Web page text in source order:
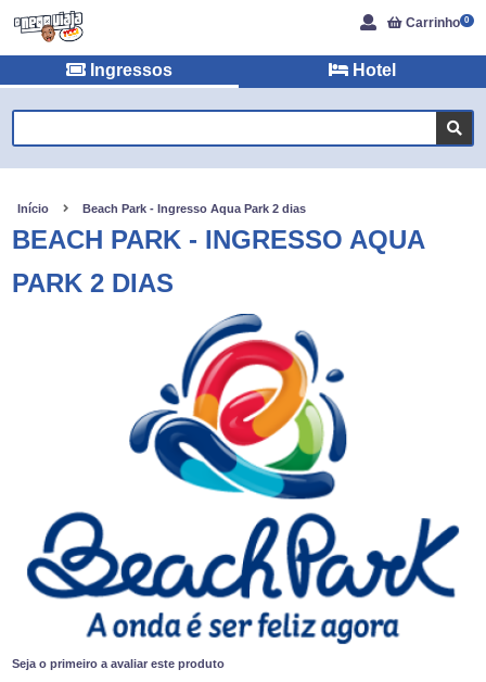
Carrinho 0
Ingressos Hotel
Início Beach Park - Ingresso Aqua Park 2 dias
BEACH PARK - INGRESSO AQUA
PARK 2 DIAS
Seja o primeiro a avaliar este produto